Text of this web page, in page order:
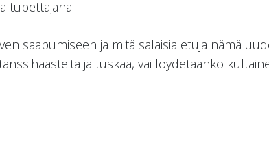
tubettajana!
saapumiseen ja mitä salaisia etuja nämä
ja tuskaa, vai löydetäänkö